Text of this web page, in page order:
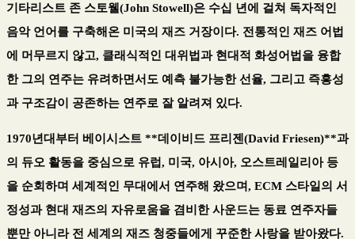
기타리스트 존 스토웰(John Stowell)은 수십 년에 걸쳐 독자적인
음악 언어를 구축해온 미국의 재즈 거장이다. 전통적인 재즈 어법
에 머무르지 않고, 클래식적인 대위법과 현대적 화성어법을 융합
한 그의 연주는 유려하면서도 예측 불가능한 선율, 그리고 즉흥성
과 구조감이 공존하는 연주로 잘 알려져 있다.
1970년대부터 베이시스트 **데이비드 프리젠(David Friesen)**과
의 듀오 활동을 중심으로 유럽, 미국, 아시아, 오스트레일리아 등
을 순회하며 세계적인 무대에서 연주해 왔으며, ECM 스타일의 서
정성과 현대 재즈의 자유로움을 겸비한 사운드는 동료 연주자들
뿐만 아니라 전 세계의 재즈 청중들에게 꾸준한 사랑을 받아왔다.